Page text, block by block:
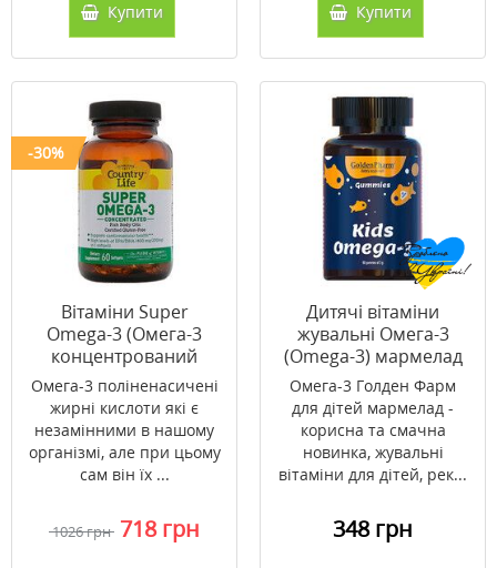
Купити Купити
-30%
Вітаміни Super
Omega-3 (Омега-3
концентрований
риб'ячий жир) 60
капсул ТМ Кантрі
Лайф / Country Life
Омега-3 поліненасичені
жирні кислоти які є
незамінними в нашому
організмі, але при цьому
сам він їх ...
1026 грн 718 грн
Дитячі вітаміни
жувальні Омега-3
(Omega-3) мармелад
№60
Омега-3 Голден Фарм
для дітей мармелад -
корисна та смачна
новинка, жувальні
вітаміни для дітей, рек...
348 грн